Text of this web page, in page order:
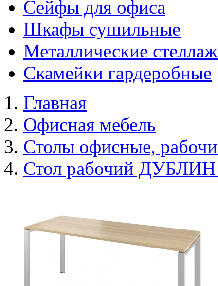
Сейфы для офиса
Шкафы сушильные
Металлические
Скамейки гардеробные
Главная
Офисная мебель
Столы офисные,
Стол рабочий ДУБЛИН